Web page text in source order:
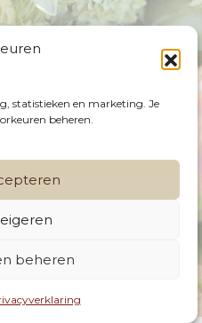
statistieken en marketing. Je
beheren.
beheren